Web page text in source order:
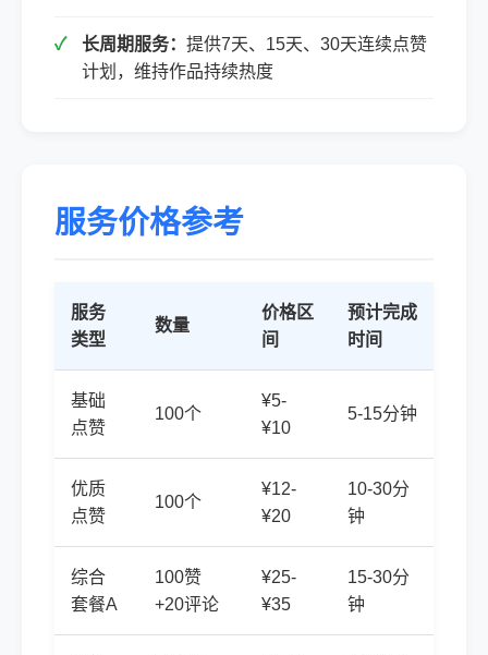
长周期服务： 提供7天、15天、30天连续点赞
计划，维持作品持续热度
服务价格参考
服务
类型
数量
价格区
间
预计完成
时间
基础
点赞
100个
¥5-
¥10
5-15分钟
优质
点赞
100个
¥12-
¥20
10-30分
钟
综合
套餐A
100赞
+20评论
¥25-
¥35
15-30分
钟